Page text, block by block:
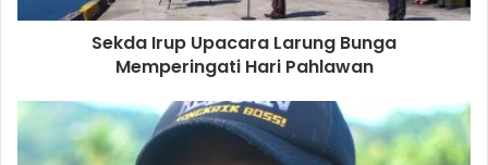
Sekda Irup Upacara Larung Bunga
Memperingati Hari Pahlawan